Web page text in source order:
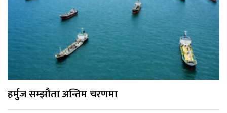
हर्मुज सम्झौता अन्तिम चरणमा